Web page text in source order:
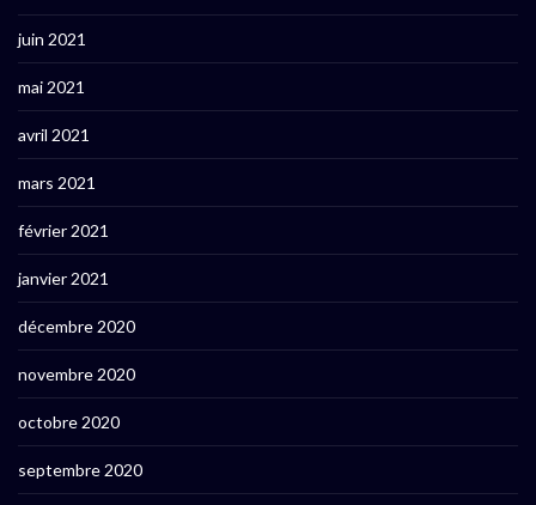
juin 2021
mai 2021
avril 2021
mars 2021
février 2021
janvier 2021
décembre 2020
novembre 2020
octobre 2020
septembre 2020